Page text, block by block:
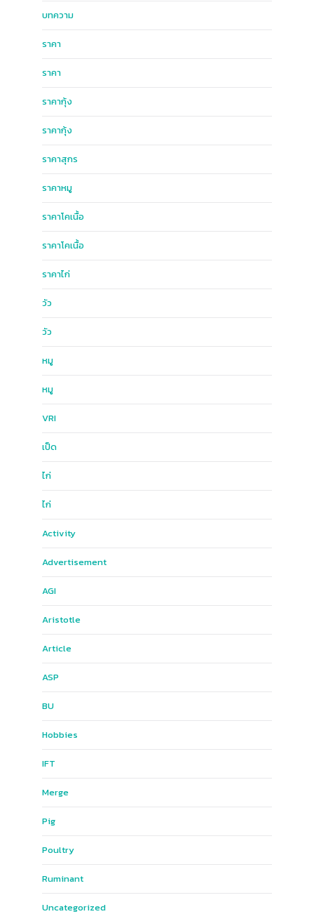
บทความ
ราคา
ราคา
ราคากุ้ง
ราคากุ้ง
ราคาสุกร
ราคาหมู
ราคาโคเนื้อ
ราคาโคเนื้อ
ราคาไก่
วัว
วัว
หมู
หมู
ฺVRI
เป็ด
ไก่
ไก่
Activity
Advertisement
AGI
Aristotle
Article
ASP
BU
Hobbies
IFT
Merge
Pig
Poultry
Ruminant
Uncategorized